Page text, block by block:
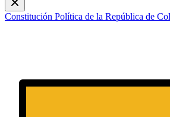
Constitución Política de la República de